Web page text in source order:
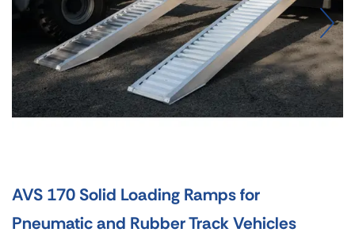
AVS 170 Solid Loading Ramps for
Pneumatic and Rubber Track Vehicles